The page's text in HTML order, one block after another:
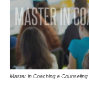
Master in Coaching e Counseling